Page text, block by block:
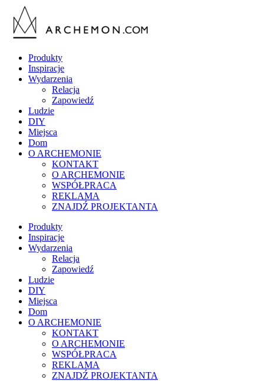
Produkty
Inspiracje
Wydarzenia
Relacja
Zapowiedź
Ludzie
DIY
Miejsca
Dom
O ARCHEMONIE
KONTAKT
O ARCHEMONIE
WSPÓŁPRACA
REKLAMA
ZNAJDŹ PROJEKTANTA
Produkty
Inspiracje
Wydarzenia
Relacja
Zapowiedź
Ludzie
DIY
Miejsca
Dom
O ARCHEMONIE
KONTAKT
O ARCHEMONIE
WSPÓŁPRACA
REKLAMA
ZNAJDŹ PROJEKTANTA